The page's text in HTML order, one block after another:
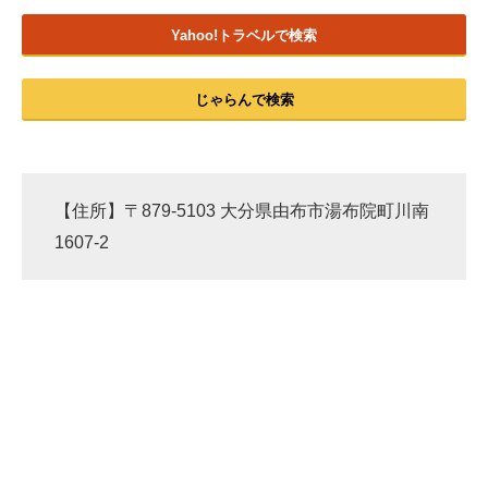
Yahoo!トラベルで検索
じゃらんで検索
【住所】〒879-5103 大分県由布市湯布院町川南
1607-2